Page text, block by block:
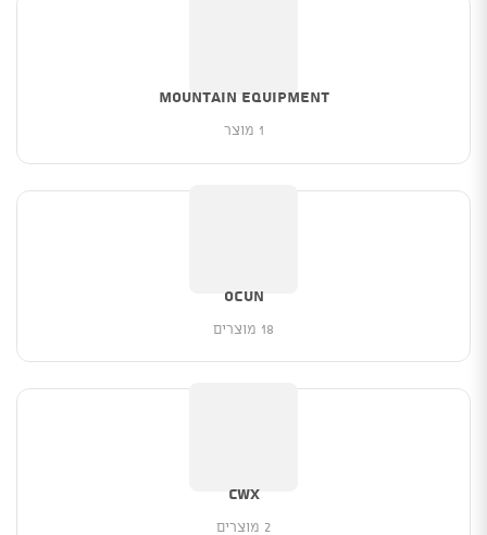
MOUNTAIN EQUIPMENT
1 מוצר
Ocun
18 מוצרים
CWX
2 מוצרים